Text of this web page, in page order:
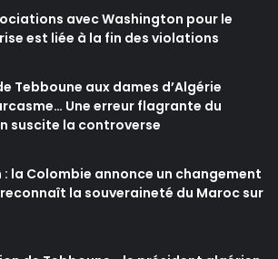
avec Washington pour le
est liée à la fin des violations
Tebboune aux dames d’Algérie
Une erreur flagrante du
suscite la controverse
la Colombie annonce un changement
la souveraineté du Maroc sur